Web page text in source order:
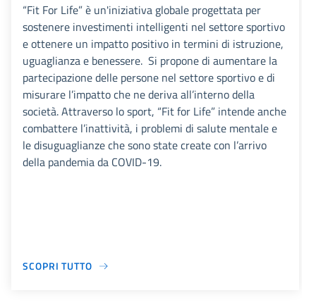
“Fit For Life” è un'iniziativa globale progettata per
sostenere investimenti intelligenti nel settore sportivo
e ottenere un impatto positivo in termini di istruzione,
uguaglianza e benessere. Si propone di aumentare la
partecipazione delle persone nel settore sportivo e di
misurare l’impatto che ne deriva all’interno della
società. Attraverso lo sport, “Fit for Life” intende anche
combattere l’inattività, i problemi di salute mentale e
le disuguaglianze che sono state create con l’arrivo
della pandemia da COVID-19.
SCOPRI TUTTO